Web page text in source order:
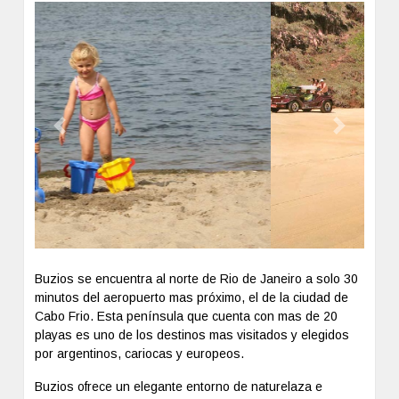
Previous Next
Buzios se encuentra al norte de Rio de Janeiro a solo 30
minutos del aeropuerto mas próximo, el de la ciudad de
Cabo Frio. Esta península que cuenta con mas de 20
playas es uno de los destinos mas visitados y elegidos
por argentinos, cariocas y europeos.
Buzios ofrece un elegante entorno de naturelaza e